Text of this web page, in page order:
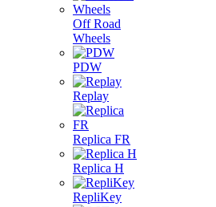
Off Road
Wheels
PDW
Replay
Replica FR
Replica H
RepliKey